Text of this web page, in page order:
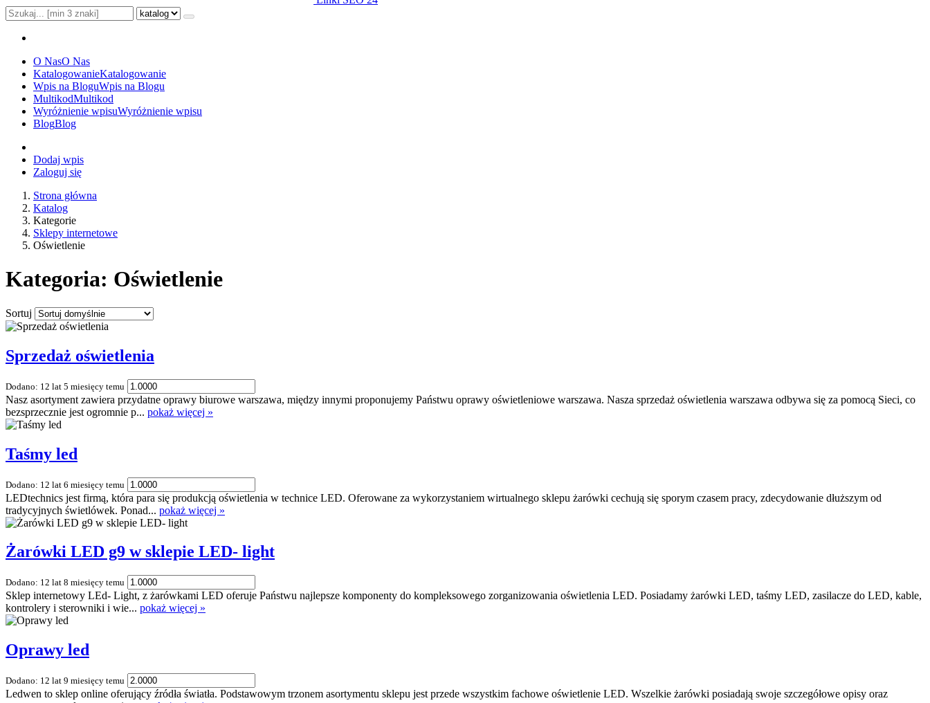
O NasO Nas
KatalogowanieKatalogowanie
Wpis na BloguWpis na Blogu
MultikodMultikod
Wyróżnienie wpisuWyróżnienie wpisu
BlogBlog
Dodaj wpis
Zaloguj się
Strona główna
Katalog
Kategorie
Sklepy internetowe
Oświetlenie
Kategoria: Oświetlenie
Sortuj
Sprzedaż oświetlenia
Dodano: 12 lat 5 miesięcy temu
Nasz asortyment zawiera przydatne oprawy biurowe warszawa, między innymi proponujemy Państwu oprawy oświetleniowe warszawa. Nasza sprzedaż oświetlenia warszawa odbywa się za pomocą Sieci, co
bezsprzecznie jest ogromnie p... pokaż więcej »
Taśmy led
Dodano: 12 lat 6 miesięcy temu
LEDtechnics jest firmą, która para się produkcją oświetlenia w technice LED. Oferowane za wykorzystaniem wirtualnego sklepu żarówki cechują się sporym czasem pracy, zdecydowanie dłuższym od
tradycyjnych świetlówek. Ponad... pokaż więcej »
Żarówki LED g9 w sklepie LED- light
Dodano: 12 lat 8 miesięcy temu
Sklep internetowy LEd- Light, z żarówkami LED oferuje Państwu najlepsze komponenty do kompleksowego zorganizowania oświetlenia LED. Posiadamy żarówki LED, taśmy LED, zasilacze do LED, kable,
kontrolery i sterowniki i wie... pokaż więcej »
Oprawy led
Dodano: 12 lat 9 miesięcy temu
Ledwen to sklep online oferujący źródła światła. Podstawowym trzonem asortymentu sklepu jest przede wszystkim fachowe oświetlenie LED. Wszelkie żarówki posiadają swoje szczegółowe opisy oraz